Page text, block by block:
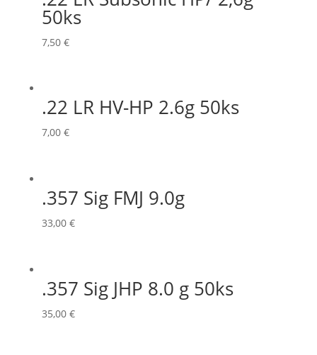
50ks
7,50 €
.22 LR HV-HP 2.6g 50ks
7,00 €
.357 Sig FMJ 9.0g
33,00 €
.357 Sig JHP 8.0 g 50ks
35,00 €